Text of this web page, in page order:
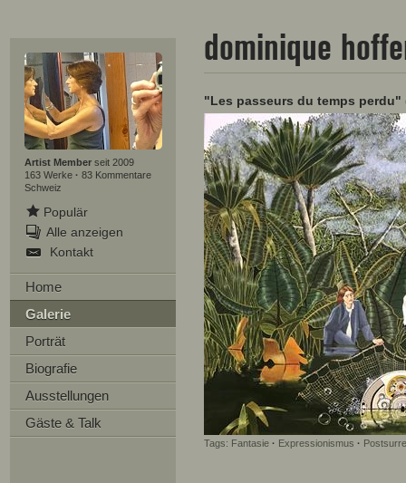
Artist Memberseit 2009
163 Werke · 83 Kommentare
Schweiz
Populär
Alle anzeigen
Kontakt
Home
Galerie
Porträt
Biografie
Ausstellungen
Gäste & Talk
dominique
"Les passeurs du temps perdu"
Tags: Fantasie · Expressionismus ·